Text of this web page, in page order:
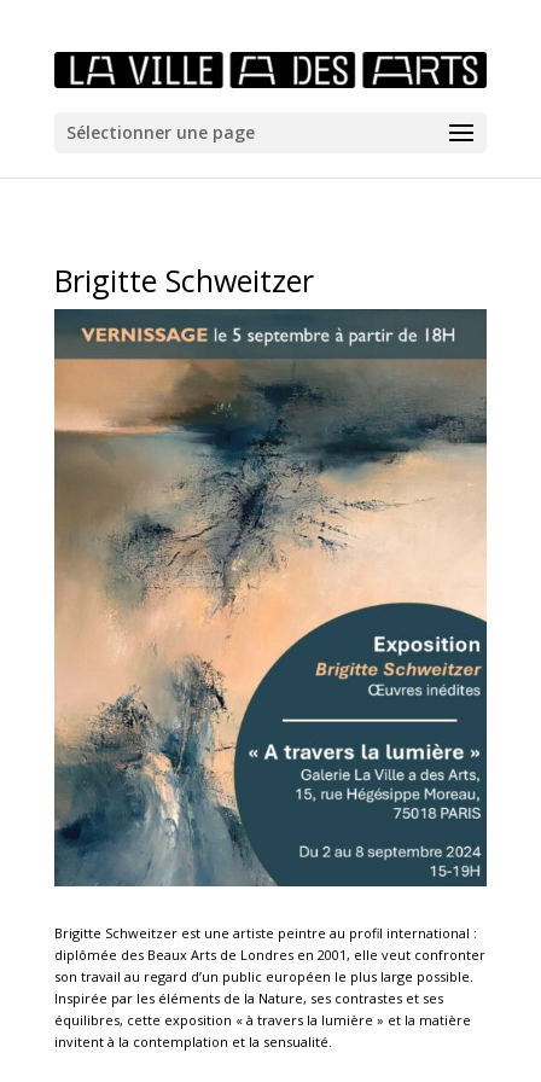
Sélectionner une page
Brigitte Schweitzer
Brigitte Schweitzer est une artiste peintre au profil international :
diplômée des Beaux Arts de Londres en 2001, elle veut confronter
son travail au regard d’un public européen le plus large possible.
Inspirée par les éléments de la Nature, ses contrastes et ses
équilibres, cette exposition « à travers la lumière » et la matière
invitent à la contemplation et la sensualité.